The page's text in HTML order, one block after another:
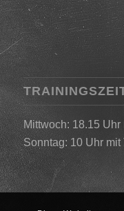
Mittwoch: 18.15 Uhr
Sonntag: 10 Uhr mit